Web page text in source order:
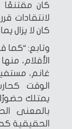
كان مقتنعًا
لانتقادات
كان لا يزال
وتابع: “كما
الأفلام،
غانم،
الوقت
يمتلك حضورًا
بالمعنى
الحقيقية